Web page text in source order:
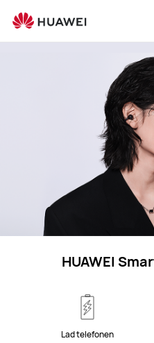
HUAWEI
Lad telefonen